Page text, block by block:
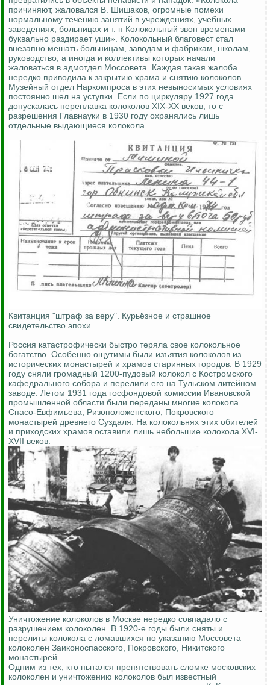
причиняют, жаловался В. Шишаков, огромные помехи
нормальному течению занятий в учреждениях, учебных
заведениях, больницах и т. п Колокольный звон временами
буквально раздирает уши». Колокольный благовест стал
внезапно мешать больницам, заводам и фабрикам, школам,
руководство, а иногда и коллективы которых начали
жаловаться в адмотдел Моссовета. Каждая такая жалоба
нередко приводила к закрытию храма и снятию колоколов.
Музейный отдел Наркомпроса в этих невыносимых условиях
постоянно шел на уступки. Если по циркуляру 1927 года
допускалась переплавка колоколов XIX-XX веков, то с
разрешения Главнауки в 1930 году охранялись лишь
отдельные выдающиеся колокола.
Квитанция "штраф за веру". Курьёзное и страшное
свидетельство эпохи...
Россия катастрофически быстро теряла свое колокольное
богатство. Особенно ощутимы были изъятия колоколов из
исторических монастырей и храмов старинных городов. В 1929
году сняли громадный 1200-пудовый колокол с Костромского
кафедрального собора и перелили его на Тульском литейном
заводе. Летом 1931 года госфондовой комиссии Ивановской
промышленной области были переданы многие колокола
Спасо-Евфимьева, Ризоположенского, Покровского
монастырей древнего Суздаля. На колокольнях этих обителей
и приходских храмов оставили лишь небольшие колокола XVI-
XVII веков.
Уничтожение колоколов в Москве нередко совпадало с
разрушением колоколен. В 1920-е годы были сняты и
перелиты колокола с ломавшихся по указанию Моссовета
колоколен Заиконоспасского, Покровского, Никитского
монастырей.
Одним из тех, кто пытался препятствовать сломке московских
колоколен и уничтожению колоколов был известный